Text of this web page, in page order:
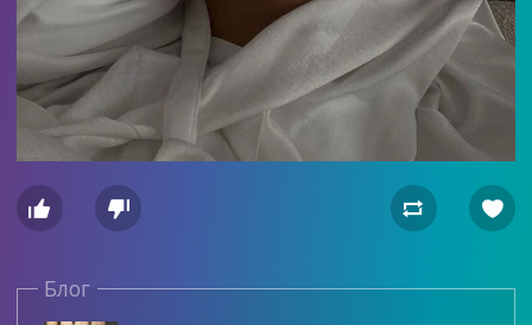
   
Блог